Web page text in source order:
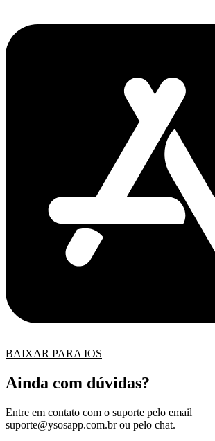
BAIXAR PARA IOS
Ainda com dúvidas?
Entre em contato com o suporte pelo email
suporte@ysosapp.com.brou pelo chat.